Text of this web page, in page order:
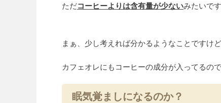
ただコーヒーよりは含有量が少ないみたいです
まぁ、少し考えれば分かるようなことですけど
カフェオレにもコーヒーの成分が入ってるの
眠気覚ましになるのか？